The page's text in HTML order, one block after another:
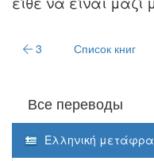
3 Список книг
Все переводы
Ελληνική